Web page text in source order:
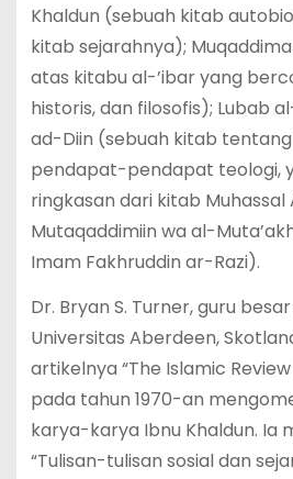
Khaldun (sebuah kitab
kitab sejarahnya);
atas kitabu al-’ibar yang
historis, dan filosofis); Lubab
ad-Diin (sebuah kitab
pendapat-pendapat teologi,
ringkasan dari kitab
Mutaqaddimiin wa al-
Imam Fakhruddin ar-Razi).
Dr. Bryan S. Turner, guru
Universitas Aberdeen,
artikelnya “The Islamic
pada tahun 1970-an
karya-karya Ibnu Khaldun. Ia
“Tulisan-tulisan sosial dan